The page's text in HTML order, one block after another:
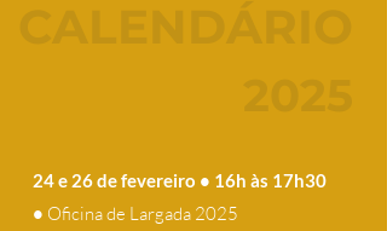
24 e 26 de fevereiro • 16h às 17h30
• Oficina de Largada 2025